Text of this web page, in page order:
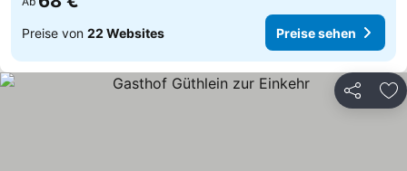
Preise von 22 Websites Preise sehen
Teilen